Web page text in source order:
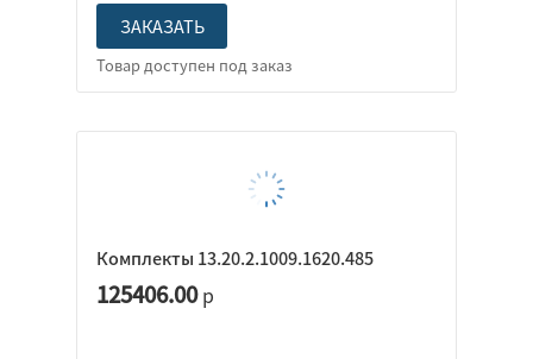
ЗАКАЗАТЬ
Комплекты 13.20.2.1009.1620.485
125406.00р